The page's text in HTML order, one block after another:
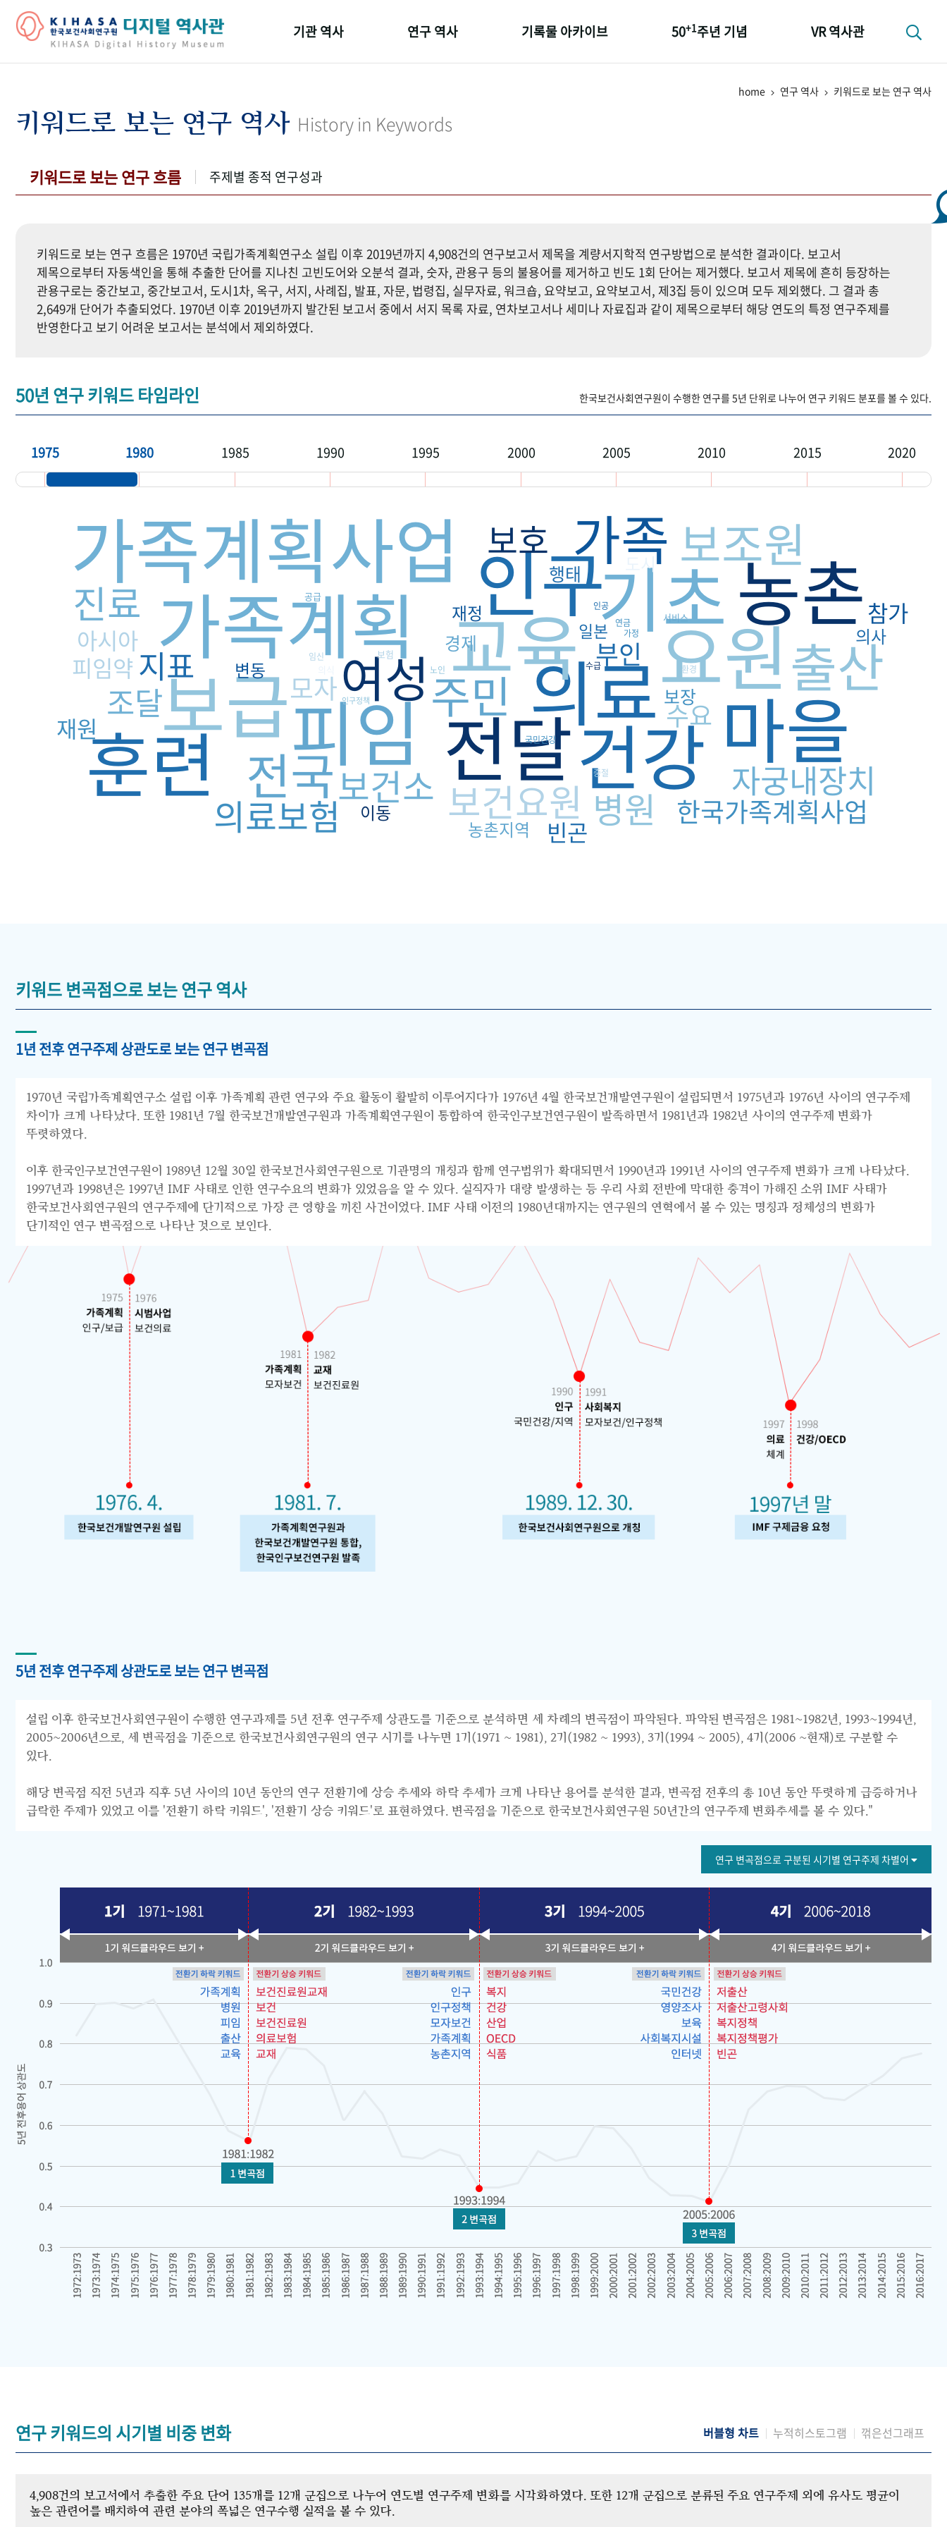
기관 역사
연구원 사람들
연구 역사
키워드로 보는 연구 역사
기록물 아카이브 50+1주년 기념 VR 역사관
home 연구 역사 키워드로 보는 연구 역사
키워드로 보는 연구 역사 History in Keywords
키워드로 보는 연구 흐름 주제별 종적 연구성과
키워드로 보는 연구 흐름은 1970년 국립가족계획연구소 설립 이후 2019년까지 4,908건의 연구보고서 제목을 계량서지학적 연구방법으로 분석한 결과이다. 보고서
제목으로부터 자동색인을 통해 추출한 단어를 지나친 고빈도어와 오분석 결과, 숫자, 관용구 등의 불용어를 제거하고 빈도 1회 단어는 제거했다. 보고서 제목에 흔히 등장하는
관용구로는 중간보고, 중간보고서, 도시1차, 옥구, 서지, 사례집, 발표, 자문, 법령집, 실무자료, 워크숍, 요약보고, 요약보고서, 제3집 등이 있으며 모두 제외했다. 그 결과 총
2,649개 단어가 추출되었다. 1970년 이후 2019년까지 발간된 보고서 중에서 서지 목록 자료, 연차보고서나 세미나 자료집과 같이 제목으로부터 해당 연도의 특정 연구주제를
반영한다고 보기 어려운 보고서는 분석에서 제외하였다.
50년 연구 키워드 타임라인 한국보건사회연구원이 수행한 연구를 5년 단위로 나누어 연구 키워드 분포를 볼 수 있다.
1975 1980 1985 1990 1995 2000 2005 2010 2015 2020
인구
의료
기초
전달
가족계획
가족계획사업
피임
보급 건강
교육
요원
훈련
마을
농촌
가족
출산
전국
여성
보조원
주민
진료
보건요원
보건소 병원
의료보험
보호
자궁내장치
지표
조달
한국가족계획사업
모자
수요
부인
아시아
참가
빈곤
피임약
재원
보장
경제
행태
변동
이동
재정
도시
농촌지역
의사
일본
서비스
공급
보험
가정
연금
노인
국민건강
수급 환경
임신
인공
중절
인구정책
키워드 변곡점으로 보는 연구 역사
1년 전후 연구주제 상관도로 보는 연구 변곡점
1970년 국립가족계획연구소 설립 이후 가족계획 관련 연구와 주요 활동이 활발히 이루어지다가 1976년 4월 한국보건개발연구원이 설립되면서 1975년과 1976년 사이의 연구주제
차이가 크게 나타났다. 또한 1981년 7월 한국보건개발연구원과 가족계획연구원이 통합하여 한국인구보건연구원이 발족하면서 1981년과 1982년 사이의 연구주제 변화가
뚜렷하였다.
이후 한국인구보건연구원이 1989년 12월 30일 한국보건사회연구원으로 기관명의 개칭과 함께 연구범위가 확대되면서 1990년과 1991년 사이의 연구주제 변화가 크게 나타났다.
1997년과 1998년은 1997년 IMF 사태로 인한 연구수요의 변화가 있었음을 알 수 있다. 실직자가 대량 발생하는 등 우리 사회 전반에 막대한 충격이 가해진 소위 IMF 사태가
한국보건사회연구원의 연구주제에 단기적으로 가장 큰 영향을 끼친 사건이었다. IMF 사태 이전의 1980년대까지는 연구원의 연혁에서 볼 수 있는 명칭과 정체성의 변화가
단기적인 연구 변곡점으로 나타난 것으로 보인다.
5년 전후 연구주제 상관도로 보는 연구 변곡점
설립 이후 한국보건사회연구원이 수행한 연구과제를 5년 전후 연구주제 상관도를 기준으로 분석하면 세 차례의 변곡점이 파악된다. 파악된 변곡점은 1981~1982년, 1993~1994년,
2005~2006년으로, 세 변곡점을 기준으로 한국보건사회연구원의 연구 시기를 나누면 1기(1971 ~ 1981), 2기(1982 ~ 1993), 3기(1994 ~ 2005), 4기(2006 ~현재)로 구분할 수
있다.
해당 변곡점 직전 5년과 직후 5년 사이의 10년 동안의 연구 전환기에 상승 추세와 하락 추세가 크게 나타난 용어를 분석한 결과, 변곡점 전후의 총 10년 동안 뚜렷하게 급증하거나
급락한 주제가 있었고 이를 '전환기 하락 키워드', '전환기 상승 키워드'로 표현하였다. 변곡점을 기준으로 한국보건사회연구원 50년간의 연구주제 변화추세를 볼 수 있다."
연구 변곡점으로 구분된 시기별 연구주제 차별어
연구 키워드의 시기별 비중 변화 버블형 차트 누적히스토그램 꺾은선그래프
4,908건의 보고서에서 추출한 주요 단어 135개를 12개 군집으로 나누어 연도별 연구주제 변화를 시각화하였다. 또한 12개 군집으로 분류된 주요 연구주제 외에 유사도 평균이
높은 관련어를 배치하여 관련 분야의 폭넓은 연구수행 실적을 볼 수 있다.